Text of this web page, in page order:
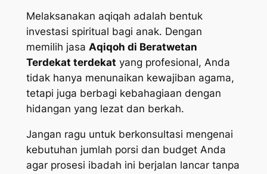
Melaksanakan aqiqah adalah bentuk
investasi spiritual bagi anak. Dengan
memilih jasa Aqiqoh di Beratwetan
Terdekat terdekat yang profesional, Anda
tidak hanya menunaikan kewajiban agama,
tetapi juga berbagi kebahagiaan dengan
hidangan yang lezat dan berkah.
Jangan ragu untuk berkonsultasi mengenai
kebutuhan jumlah porsi dan budget Anda
agar prosesi ibadah ini berjalan lancar tanpa